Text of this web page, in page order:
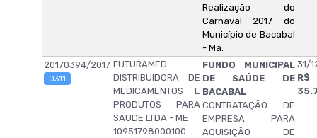
Realização do
Carnaval 2017 do
Município de Bacabal
- Ma.
20170394/2017
0311
FUTURAMED
DISTRIBUIDORA DE
MEDICAMENTOS E
PRODUTOS PARA
SAUDE LTDA - ME
10951798000100
FUNDO MUNICIPAL
DE SAÚDE DE
BACABAL
CONTRATAÇÃO DE
EMPRESA PARA
AQUISIÇÃO DE
31/
R$